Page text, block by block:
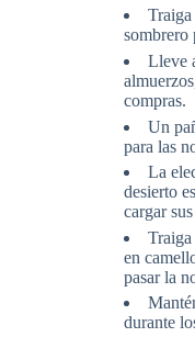
sombrero
Lleve
compras.
Un
para las
La
desierto
cargar
Traiga
en
pasar la
durante